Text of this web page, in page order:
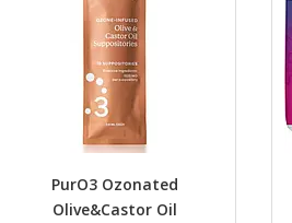
PurO3 Ozonated
Olive&Castor Oil